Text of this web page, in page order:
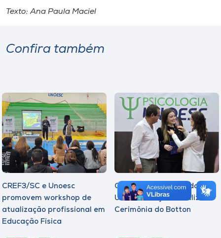
Texto: Ana Paula Maciel
Confira também
CREF3/SC e Unoesc
promovem workshop de
atualização profissional em
Educação Física
Curso de Psicologia da
Unoesc Joaçaba realiza 2ª
Cerimônia do Botton